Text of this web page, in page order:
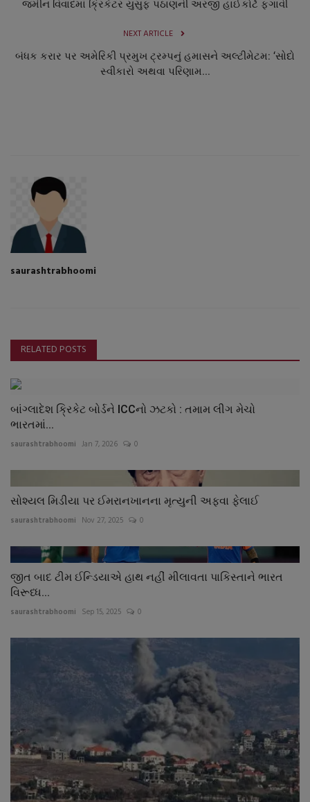
જમીન વિવાદમાં ક્રિકેટર યુસુફ પઠાણની અરજી હાઈકોર્ટે ફગાવી
NEXT ARTICLE
બંધક કરાર પર અમેરિકી પ્રમુખ ટ્રમ્પનું હમાસને અલ્ટીમેટમ: ‘સોદો
સ્વીકારો અથવા પરિણામ...
saurashtrabhoomi
RELATED POSTS
બાંગ્લાદેશ ક્રિકેટ બોર્ડને ICCનો ઝટકો : તમામ લીગ મેચો
ભારતમાં...
saurashtrabhoomi Jan 7, 2026 0
સોશ્યલ મિડીયા પર ઈમરાનખાનના મૃત્યુની અફવા ફેલાઈ
saurashtrabhoomi Nov 27, 2025 0
જીત બાદ ટીમ ઈન્ડિયાએ હાથ નહીં મીલાવતા પાકિસ્તાને ભારત
વિરૂધ્ધ...
saurashtrabhoomi Sep 15, 2025 0